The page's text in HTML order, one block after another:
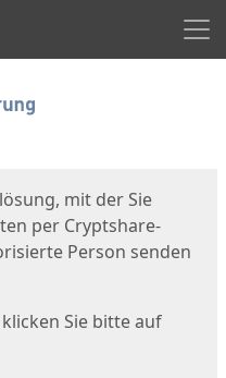
mit der Sie
per Cryptshare-
Person senden
Sie bitte auf